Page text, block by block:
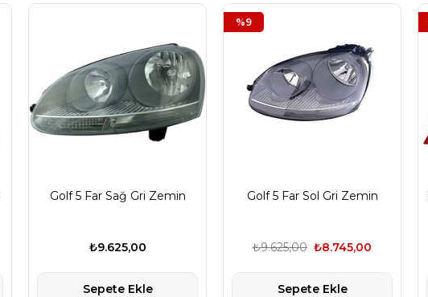
Golf 5 Far Sağ Gri Zemin
₺9.625,00
Sepete Ekle
Golf 5 Far Sol Gri Zemin
₺8.745,00
₺9.625,00
Sepete Ekle
%9